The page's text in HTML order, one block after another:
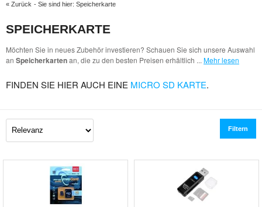
« Zurück - Sie sind hier: Speicherkarte
SPEICHERKARTE
Möchten Sie in neues Zubehör investieren? Schauen Sie sich unsere Auswahl
an Speicherkartenan, die zu den besten Preisen erhältlich ... Mehr lesen
FINDEN SIE HIER AUCH EINE MICRO SD KARTE.
Filtern